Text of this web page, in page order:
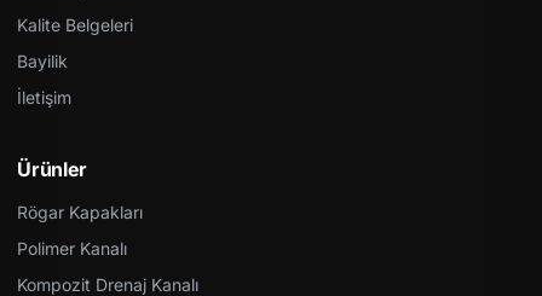
Kalite Belgeleri
Bayilik
İletişim
Ürünler
Rögar Kapakları
Polimer Kanalı
Kompozit Drenaj Kanalı